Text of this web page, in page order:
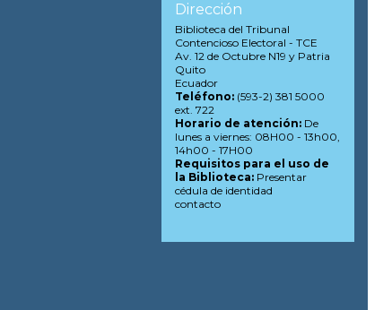
Dirección
Biblioteca del Tribunal
Contencioso Electoral - TCE
Av. 12 de Octubre N19 y Patria
Quito
Ecuador
Teléfono:(593-2) 381 5000
ext. 722
Horario de atención:De
lunes a viernes: 08H00 - 13h00,
14h00 - 17H00
Requisitos para el uso de
la Biblioteca:Presentar
cédula de identidad
contacto